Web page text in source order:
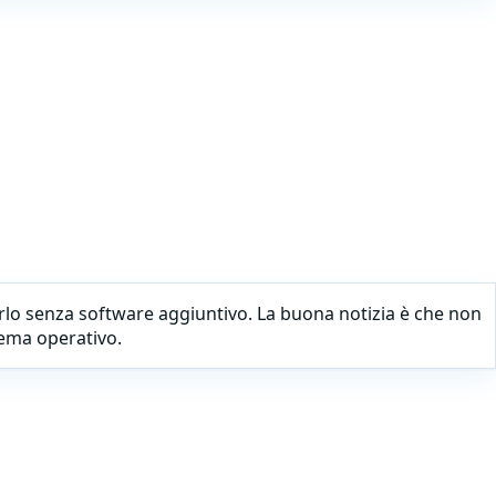
senza software aggiuntivo. La buona notizia è che non
operativo.